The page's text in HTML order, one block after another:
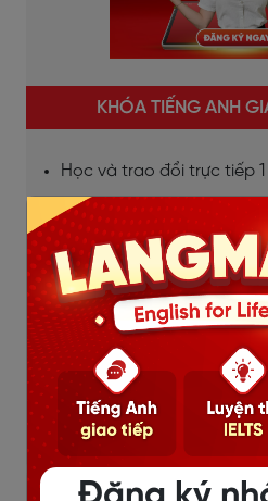
KHÓA TIẾNG ANH
Học và trao đổi trực tiếp 1
Giao tiếp liên tục, sửa lỗi
ngay lập tức.
Lộ trình học được thiết
Dựa trên mục tiêu, đặc
học viên.
Học mọi lúc mọi nơi, thời
Chi tiết